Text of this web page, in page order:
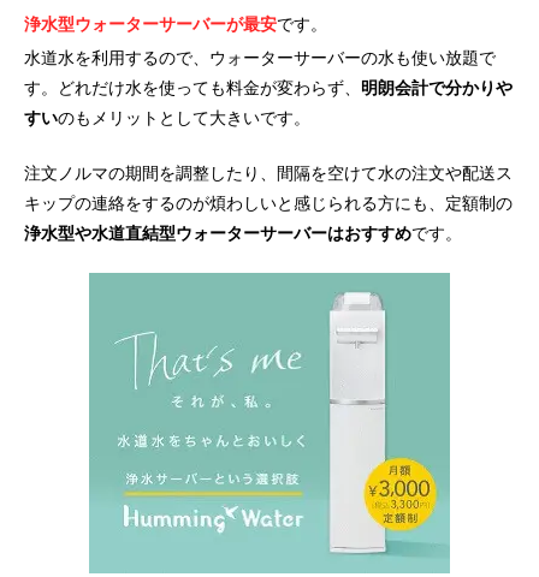
浄水型ウォーターサーバーが最安です。
水道水を利用するので、ウォーターサーバーの水も使い放題で
す。どれだけ水を使っても料金が変わらず、 明朗会計で分かりや
すいのもメリットとして大きいです。
注文ノルマの期間を調整したり、間隔を空けて水の注文や配送ス
キップの連絡をするのが煩わしいと感じられる方にも、定額制の
浄水型や水道直結型ウォーターサーバーはおすすめです。